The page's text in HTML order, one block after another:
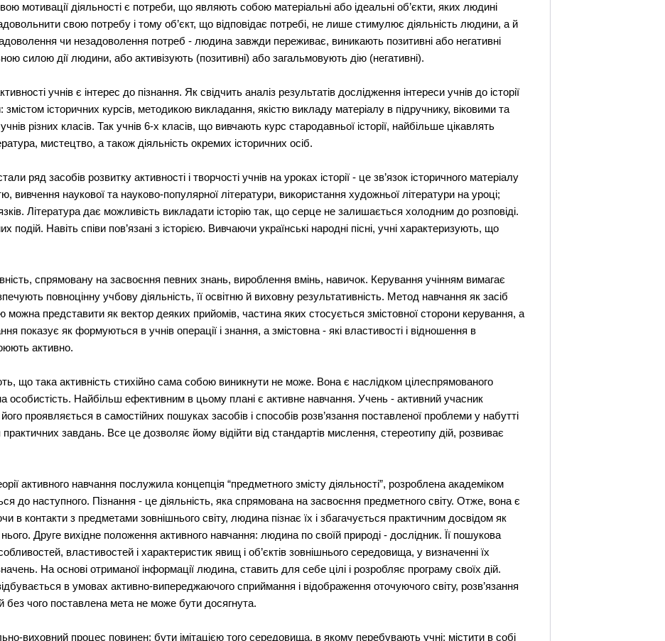
мотивації діяльності є потреби, що являють собою матеріальні або ідеальні об’єкти, яких людині
свою потребу і тому об’єкт, що відповідає потребі, не лише стимулює діяльність людини, а й
чи незадоволення потреб - людина завжди переживає, виникають позитивні або негативні
силою дії людини, або активізують (позитивні) або загальмовують дію (негативні).
учнів є інтерес до пізнання. Як свідчить аналіз результатів дослідження інтереси учнів до історії
історичних курсів, методикою викладання, якістю викладу матеріалу в підручнику, віковими та
різних класів. Так учнів 6-х класів, що вивчають курс стародавньої історії, найбільше цікавлять
мистецтво, а також діяльність окремих історичних осіб.
ряд засобів розвитку активності і творчості учнів на уроках історії - це зв’язок історичного матеріалу
вивчення наукової та науково-популярної літератури, використання художньої літератури на уроці;
Література дає можливість викладати історію так, що серце не залишається холодним до розповіді.
подій. Навіть співи пов’язані з історією. Вивчаючи українські народні пісні, учні характеризують, що
спрямовану на засвоєння певних знань, вироблення вмінь, навичок. Керування учінням вимагає
повноцінну учбову діяльність, її освітню й виховну результативність. Метод навчання як засіб
можна представити як вектор деяких прийомів, частина яких стосується змістовної сторони керування, а
показує як формуються в учнів операції і знання, а змістовна - які властивості і відношення в
активно.
що така активність стихійно сама собою виникнути не може. Вона є наслідком цілеспрямованого
особистість. Найбільш ефективним в цьому плані є активне навчання. Учень - активний учасник
проявляється в самостійних пошуках засобів і способів розв’язання поставленої проблеми у набутті
завдань. Все це дозволяє йому відійти від стандартів мислення, стереотипу дій, розвиває
активного навчання послужила концепція “предметного змісту діяльності”, розроблена академіком
до наступного. Пізнання - це діяльність, яка спрямована на засвоєння предметного світу. Отже, вона є
в контакти з предметами зовнішнього світу, людина пізнає їх і збагачується практичним досвідом як
Друге вихідне положення активного навчання: людина по своїй природі - дослідник. Її пошукова
властивостей і характеристик явищ і об’єктів зовнішнього середовища, у визначенні їх
На основі отриманої інформації людина, ставить для себе цілі і розробляє програму своїх дій.
в умовах активно-випереджаючого сприймання і відображення оточуючого світу, розв’язання
без чого поставлена мета не може бути досягнута.
виховний процес повинен: бути імітацією того середовища, в якому перебувають учні; містити в собі